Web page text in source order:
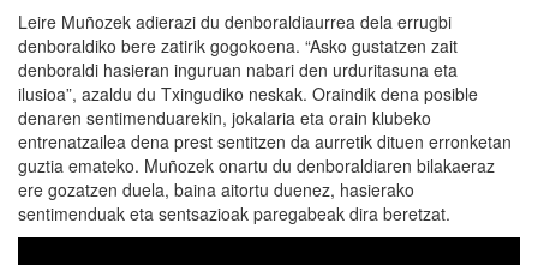
Leire Muñozek adierazi du denboraldiaurrea dela errugbi
denboraldiko bere zatirik gogokoena. “Asko gustatzen zait
denboraldi hasieran inguruan nabari den urduritasuna eta
ilusioa”, azaldu du Txingudiko neskak. Oraindik dena posible
denaren sentimenduarekin, jokalaria eta orain klubeko
entrenatzailea dena prest sentitzen da aurretik dituen erronketan
guztia emateko. Muñozek onartu du denboraldiaren bilakaeraz
ere gozatzen duela, baina aitortu duenez, hasierako
sentimenduak eta sentsazioak paregabeak dira beretzat.